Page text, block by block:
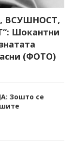
ВСУШНОСТ,
Шокантни
(ФОТО)
Зошто се